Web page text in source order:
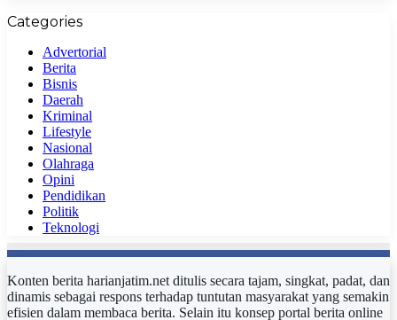
Categories
Advertorial
Berita
Bisnis
Daerah
Kriminal
Lifestyle
Nasional
Olahraga
Opini
Pendidikan
Politik
Teknologi
Konten berita harianjatim.net ditulis secara tajam, singkat, padat, dan
dinamis sebagai respons terhadap tuntutan masyarakat yang semakin
efisien dalam membaca berita. Selain itu konsep portal berita online